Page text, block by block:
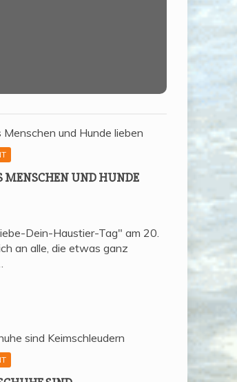
MEN­SCHEN UND HUN­DE
Dein-Haustier-Tag" am 20.
an alle, die etwas ganz